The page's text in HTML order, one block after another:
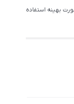
بهینه استفاده